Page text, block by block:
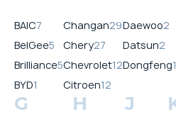
BAIC7
BelGee5
Brilliance5
BYD1
Changan29
Chery27
Chevrolet12
Citroen12
Daewoo2
Datsun2
Dongfeng
G H J